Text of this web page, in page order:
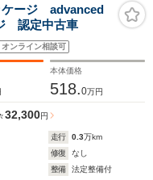
ージ advanced
認定中古車
オンライン相談可
本体価格
518.0万円
32,300円
走行 0.3万km
修復
なし
整備
法定整備付